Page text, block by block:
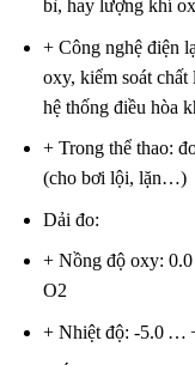
bì, hay lượng khí
+ Công nghệ điện
oxy, kiểm soát
hệ thống điều hòa
+ Trong thể thao:
(cho bơi lội, lặn…)
Dải đo:
+ Nồng độ oxy:
O2
+ Nhiệt độ: -5.0 …